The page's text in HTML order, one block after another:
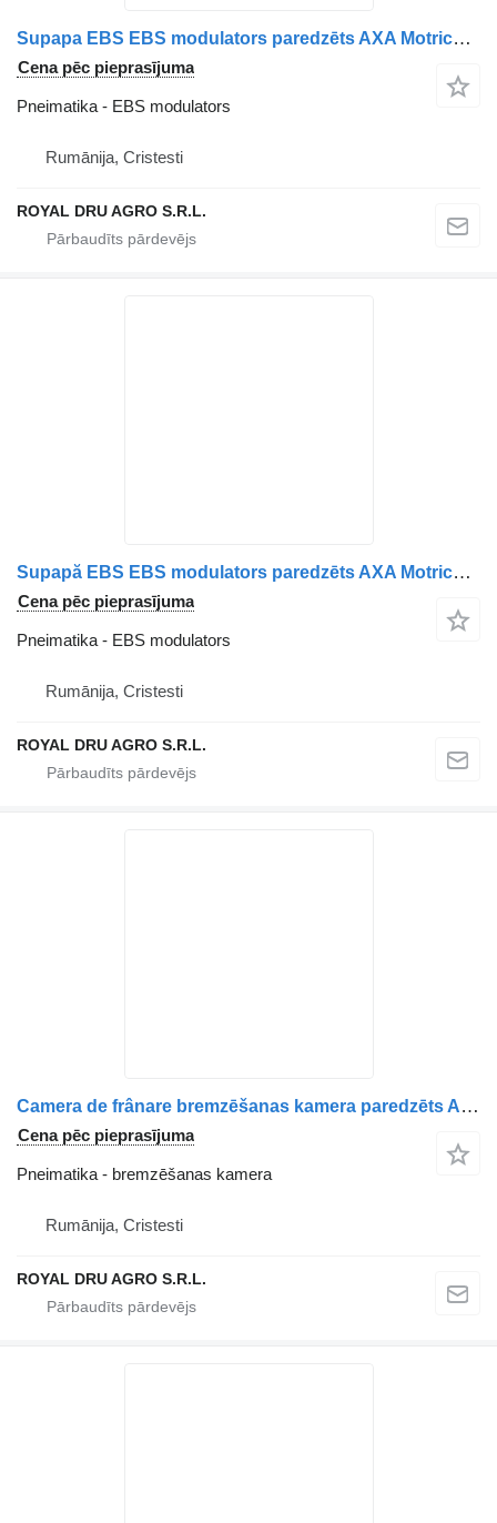
Supapa EBS EBS modulators paredzēts AXA Motrică Scania 7421122035 kravas automašīnas
Cena pēc pieprasījuma
Pneimatika - EBS modulators
Rumānija, Cristesti
ROYAL DRU AGRO S.R.L.
Supapă EBS EBS modulators paredzēts AXA Motrică Scania Coduri Multiple kravas automašīnas
Cena pēc pieprasījuma
Pneimatika - EBS modulators
Rumānija, Cristesti
ROYAL DRU AGRO S.R.L.
Camera de frânare bremzēšanas kamera paredzēts AXA motrică pentru Mercedes-Benz, cod A0194200018, A0214209218, A0204202818 kravas automašīnas
Cena pēc pieprasījuma
Pneimatika - bremzēšanas kamera
Rumānija, Cristesti
ROYAL DRU AGRO S.R.L.